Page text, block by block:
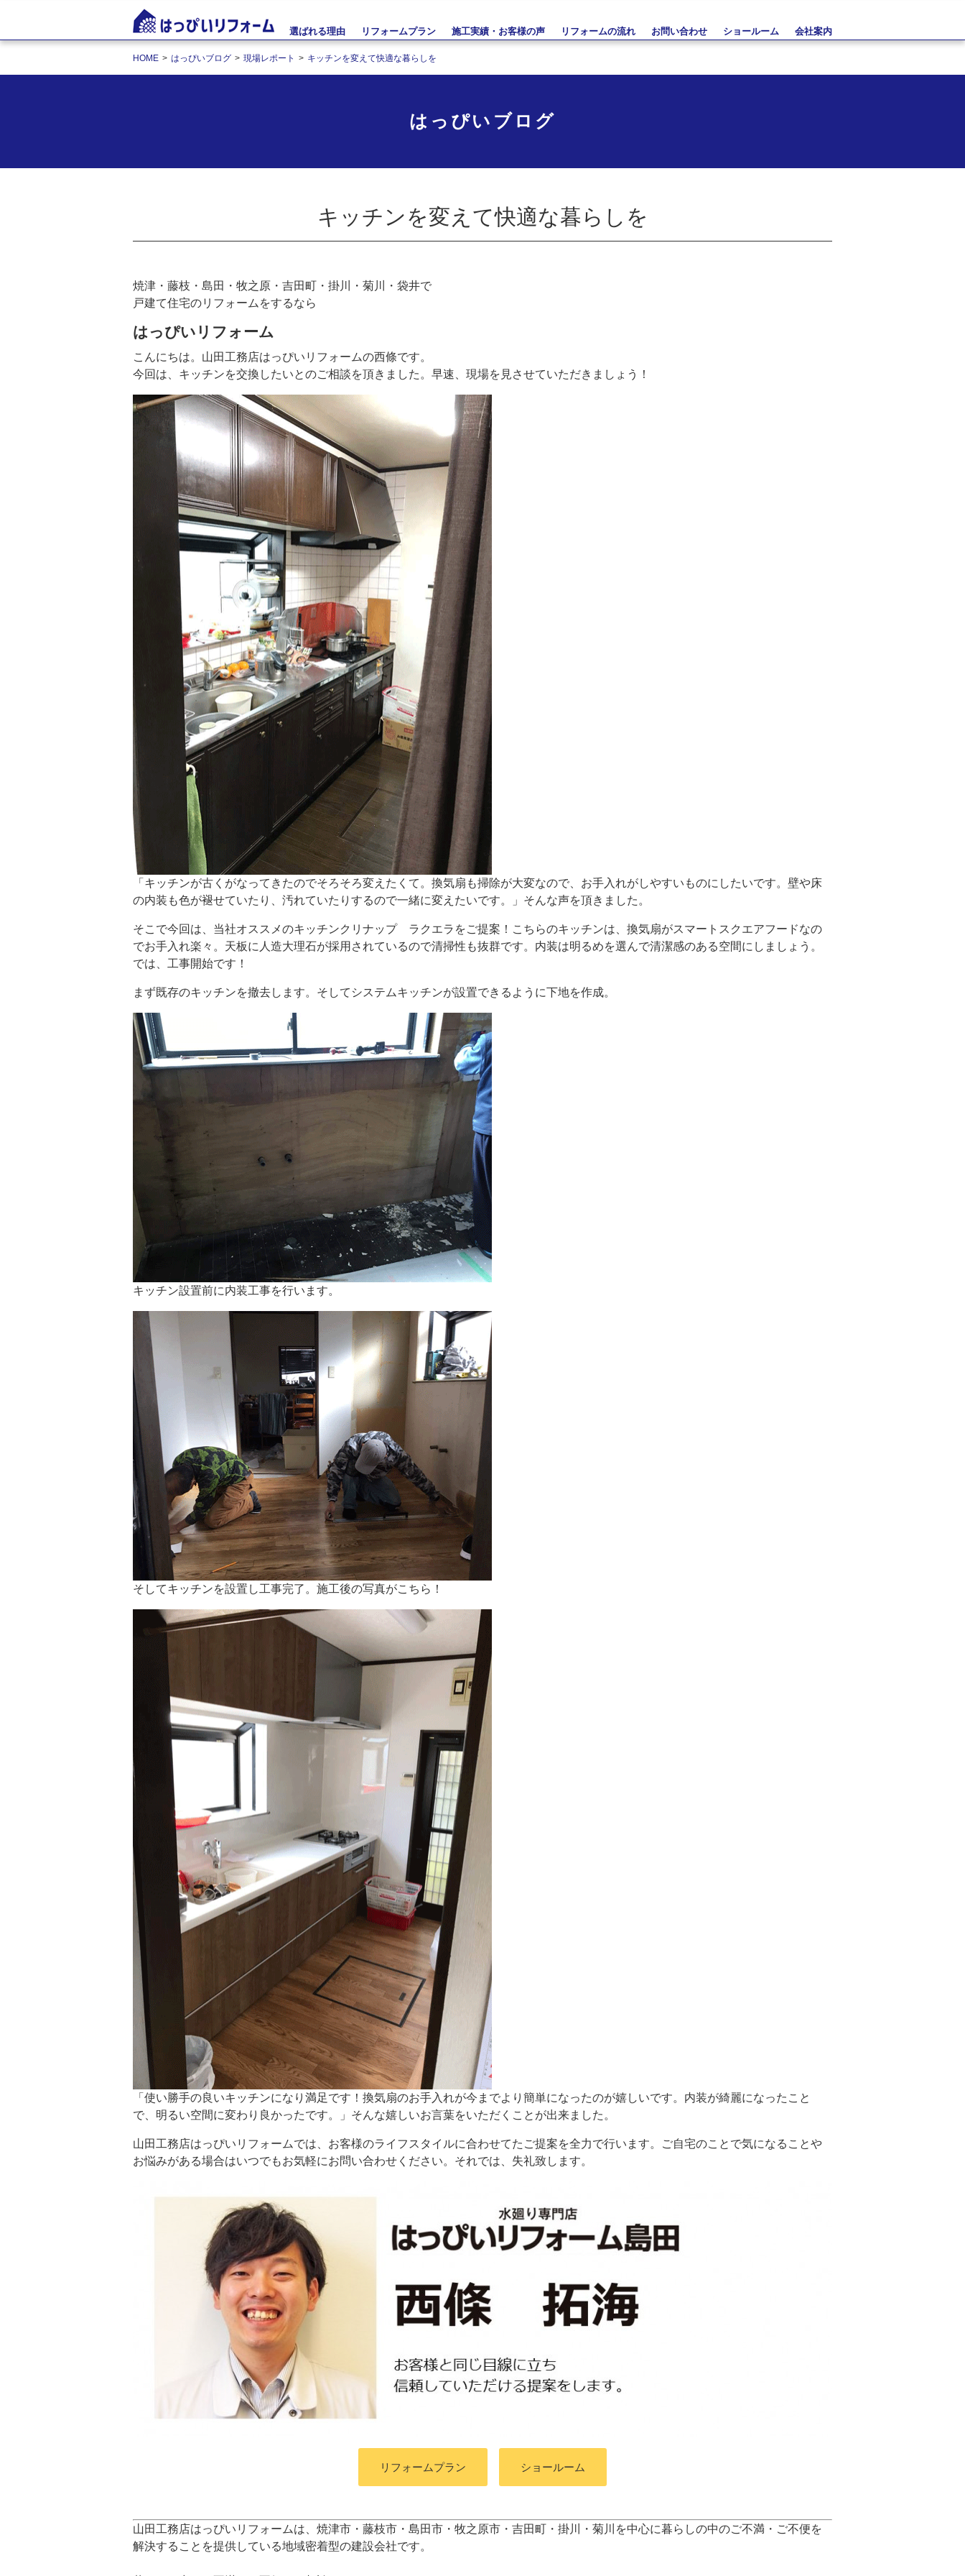
選ばれる理由 リフォームプラン 施工実績・お客様の声 リフォームの流れ お問い合わせ ショールーム 会社案内
HOME はっぴいブログ 現場レポート キッチンを変えて快適な暮らしを
はっぴいブログ
キッチンを変えて快適な暮らしを
焼津・藤枝・島田・牧之原・吉田町・掛川・菊川・袋井で
戸建て住宅のリフォームをするなら
はっぴいリフォーム
こんにちは。山田工務店はっぴいリフォームの西條です。
今回は、キッチンを交換したいとのご相談を頂きました。早速、現場を見させていただきましょう！
「キッチンが古くがなってきたのでそろそろ変えたくて。換気扇も掃除が大変なので、お手入れがしやすいものにしたいです。壁や床
の内装も色が褪せていたり、汚れていたりするので一緒に変えたいです。」そんな声を頂きました。
そこで今回は、当社オススメのキッチンクリナップ ラクエラをご提案！こちらのキッチンは、換気扇がスマートスクエアフードなの
でお手入れ楽々。天板に人造大理石が採用されているので清掃性も抜群です。内装は明るめを選んで清潔感のある空間にしましょう。
では、工事開始です！
まず既存のキッチンを撤去します。そしてシステムキッチンが設置できるように下地を作成。
キッチン設置前に内装工事を行います。
そしてキッチンを設置し工事完了。施工後の写真がこちら！
「使い勝手の良いキッチンになり満足です！換気扇のお手入れが今までより簡単になったのが嬉しいです。内装が綺麗になったこと
で、明るい空間に変わり良かったです。」そんな嬉しいお言葉をいただくことが出来ました。
山田工務店はっぴいリフォームでは、お客様のライフスタイルに合わせてたご提案を全力で行います。ご自宅のことで気になることや
お悩みがある場合はいつでもお気軽にお問い合わせください。それでは、失礼致します。
リフォームプラン ショールーム
山田工務店はっぴいリフォームは、焼津市・藤枝市・島田市・牧之原市・吉田町 ・掛川・菊川
を中心に暮らしの中のご不満・ご不便を
解決することを提供している地域密着型の建設会社です。